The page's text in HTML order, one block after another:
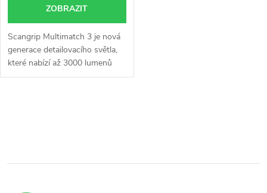
ZOBRAZIT
Scangrip Multimatch 3 je nová
generace detailovacího světla,
které nabízí až 3000 lumenů
pro dokonalou viditelnost v
l